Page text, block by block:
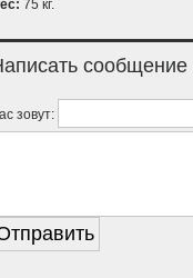
75 кг.
сообщение
зовут: